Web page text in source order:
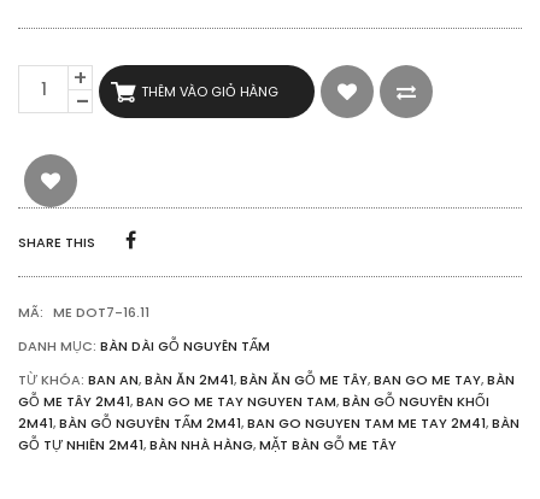
BÀN
GỖ
TÂY
DÀI
2M41
82CM
SỐ
THÊM VÀO GIỎ HÀNG
SHARE THIS
MÃ: ME DOT7-16.11
DANH MỤC: BÀN DÀI GỖ NGUYÊN TẤM
TỪ KHÓA: BAN AN,BÀN ĂN 2M41,BÀN ĂN GỖ ME TÂY,BAN GO ME TAY,BÀN
GỖ ME TÂY 2M41,BAN GO ME TAY NGUYEN TAM,BÀN GỖ NGUYÊN KHỐI
2M41,BÀN GỖ NGUYÊN TẤM 2M41,BAN GO NGUYEN TAM ME TAY 2M41,BÀN
GỖ TỰ NHIÊN 2M41,BÀN NHÀ HÀNG,MẶT BÀN GỖ ME TÂY